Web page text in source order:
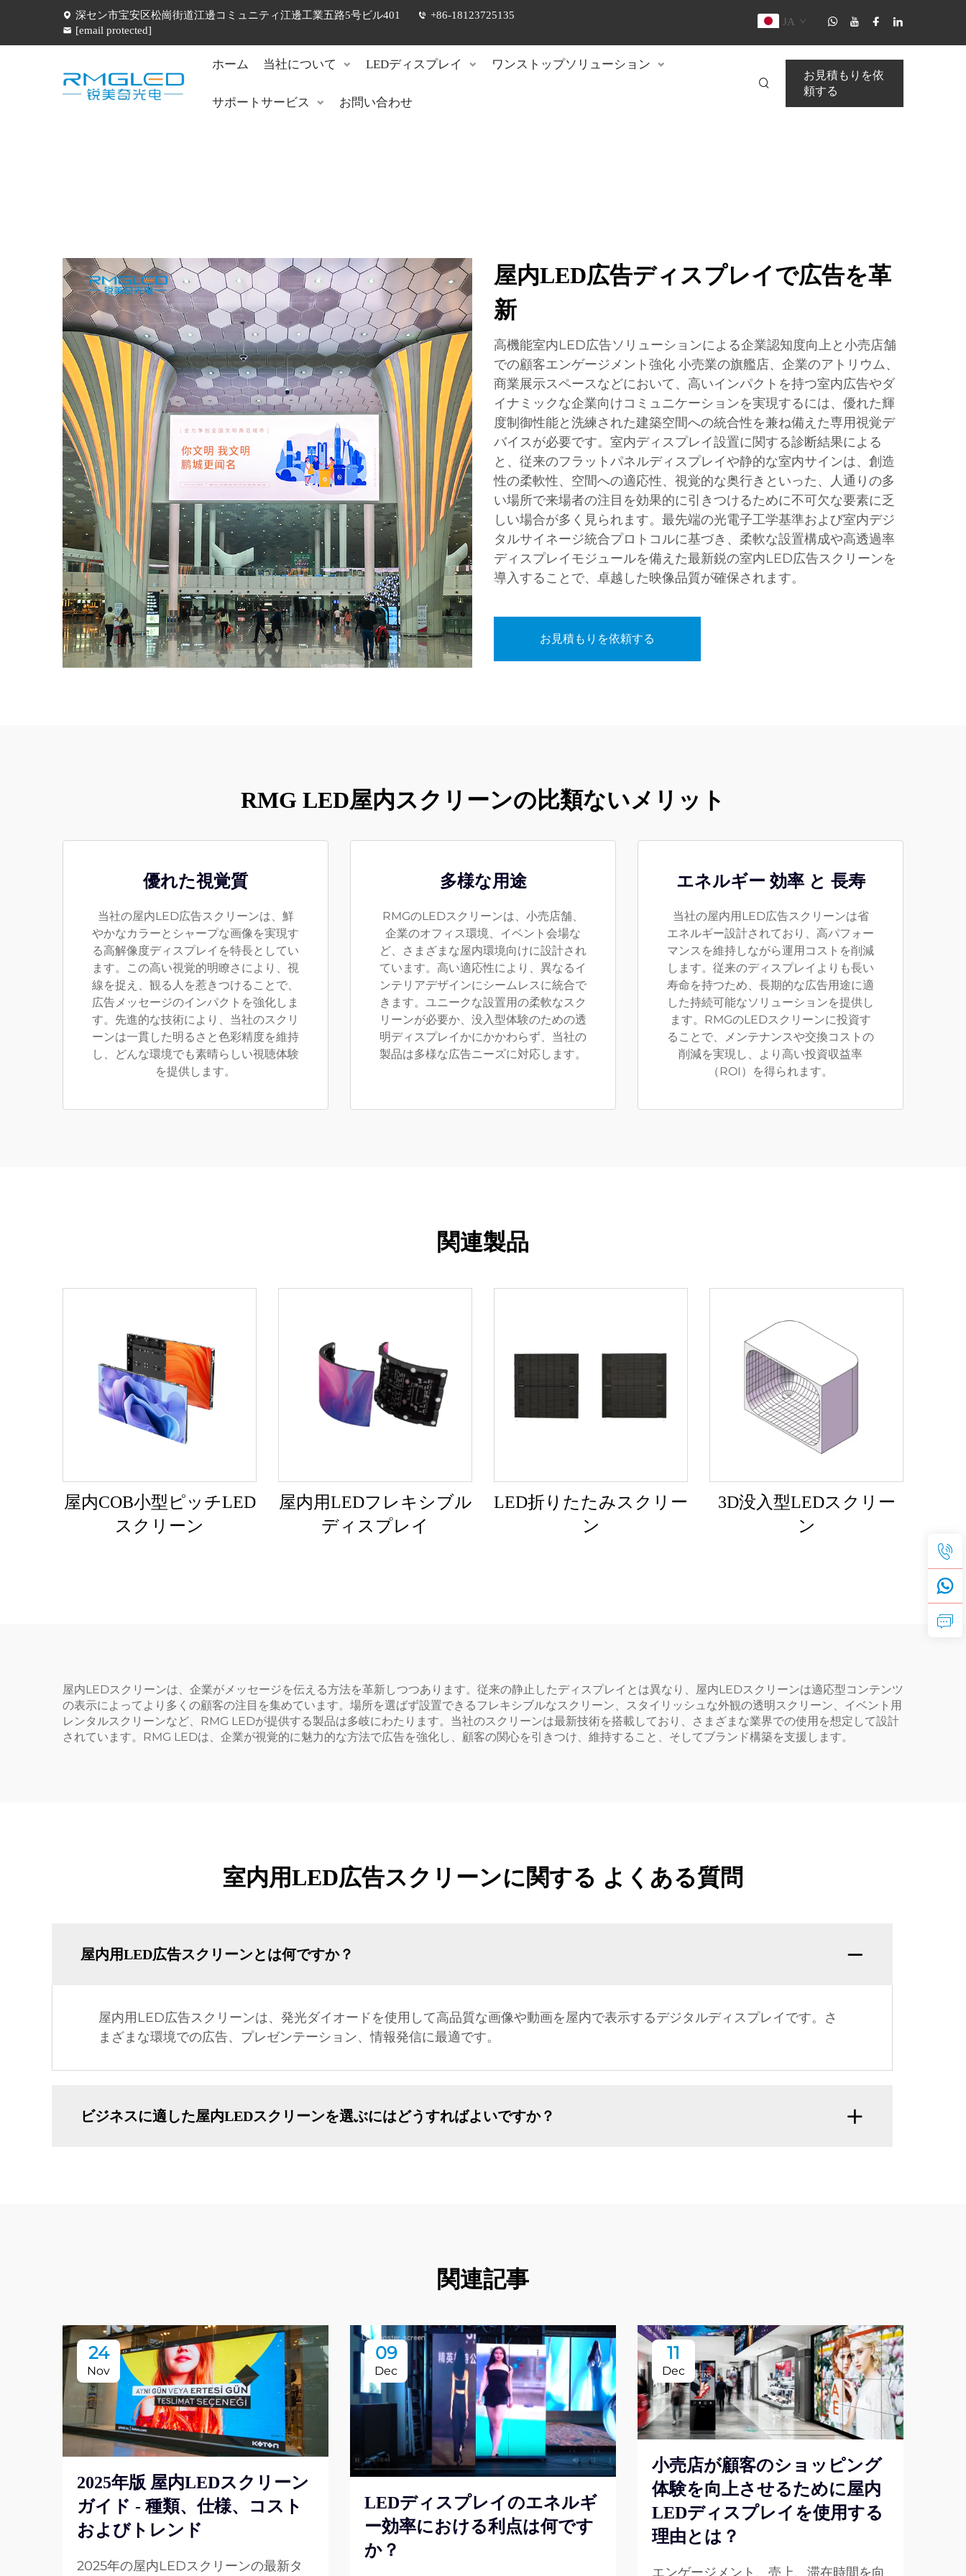
深セン市宝安区松崗街道江邊コミュニティ江邊工業五路5号ビル401
+86-18123725135
[email protected]
JA
ホーム 当社について LEDディスプレイ ワンストップソリューション
サポートサービス お問い合わせ
お見積もりを依
頼する
屋内LED広告ディスプレイで広告を革
新
高機能室内LED広告ソリューションによる企業認知度向上と小売店舗
での顧客エンゲージメント強化 小売業の旗艦店、企業のアトリウム、
商業展示スペースなどにおいて、高いインパクトを持つ室内広告やダ
イナミックな企業向けコミュニケーションを実現するには、優れた輝
度制御性能と洗練された建築空間への統合性を兼ね備えた専用視覚デ
バイスが必要です。室内ディスプレイ設置に関する診断結果による
と、従来のフラットパネルディスプレイや静的な室内サインは、創造
性の柔軟性、空間への適応性、視覚的な奥行きといった、人通りの多
い場所で来場者の注目を効果的に引きつけるために不可欠な要素に乏
しい場合が多く見られます。最先端の光電子工学基準および室内デジ
タルサイネージ統合プロトコルに基づき、柔軟な設置構成や高透過率
ディスプレイモジュールを備えた最新鋭の室内LED広告スクリーンを
導入することで、卓越した映像品質が確保されます。
お見積もりを依頼する
RMG LED屋内スクリーンの比類ないメリット
優れた視覚質
当社の屋内LED広告スクリーンは、鮮
やかなカラーとシャープな画像を実現す
る高解像度ディスプレイを特長としてい
ます。この高い視覚的明瞭さにより、視
線を捉え、観る人を惹きつけることで、
広告メッセージのインパクトを強化しま
す。先進的な技術により、当社のスクリ
ーンは一貫した明るさと色彩精度を維持
し、どんな環境でも素晴らしい視聴体験
を提供します。
多様な用途
RMGのLEDスクリーンは、小売店舗、
企業のオフィス環境、イベント会場な
ど、さまざまな屋内環境向けに設計され
ています。高い適応性により、異なるイ
ンテリアデザインにシームレスに統合で
きます。ユニークな設置用の柔軟なスク
リーンが必要か、没入型体験のための透
明ディスプレイかにかかわらず、当社の
製品は多様な広告ニーズに対応します。
エネルギー 効率 と 長寿
当社の屋内用LED広告スクリーンは省
エネルギー設計されており、高パフォー
マンスを維持しながら運用コストを削減
します。従来のディスプレイよりも長い
寿命を持つため、長期的な広告用途に適
した持続可能なソリューションを提供し
ます。RMGのLEDスクリーンに投資す
ることで、メンテナンスや交換コストの
削減を実現し、より高い投資収益率
（ROI）を得られます。
関連製品
屋内COB小型ピッチLED
スクリーン
屋内用LEDフレキシブル
ディスプレイ
LED折りたたみスクリー
ン
3D没入型LEDスクリー
ン
屋内LEDスクリーンは、企業がメッセージを伝える方法を革新しつつあります。従来の静止したディスプレイとは異なり、屋内LEDスクリーンは適応型コンテンツ
の表示によってより多くの顧客の注目を集めています。場所を選ばず設置できるフレキシブルなスクリーン、スタイリッシュな外観の透明スクリーン、イベント用
レンタルスクリーンなど、RMG LEDが提供する製品は多岐にわたります。当社のスクリーンは最新技術を搭載しており、さまざまな業界での使用を想定して設計
されています。RMG LEDは、企業が視覚的に魅力的な方法で広告を強化し、顧客の関心を引きつけ、維持すること、そしてブランド構築を支援します。
室内用LED広告スクリーンに関する よくある質問
屋内用LED広告スクリーンとは何ですか？
屋内用LED広告スクリーンは、発光ダイオードを使用して高品質な画像や動画を屋内で表示するデジタルディスプレイです。さ
まざまな環境での広告、プレゼンテーション、情報発信に最適です。
ビジネスに適した屋内LEDスクリーンを選ぶにはどうすればよいですか？
関連記事
24
Nov
2025年版 屋内LEDスクリーン
ガイド - 種類、仕様、コスト
およびトレンド
2025年の屋内LEDスクリーンの最新タ
09
Dec
LEDディスプレイのエネルギ
ー効率における利点は何です
か？
11
Dec
小売店が顧客のショッピング
体験を向上させるために屋内
LEDディスプレイを使用する
理由とは？
エンゲージメント、売上、滞在時間を向